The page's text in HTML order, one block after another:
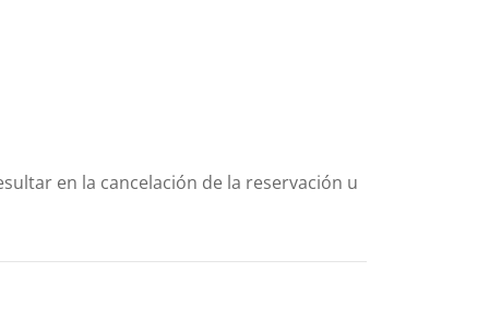
en la cancelación de la reservación u